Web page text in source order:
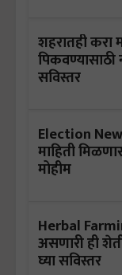
शहरातही करा
पिकवण्यासाठी
सविस्तर
Election
माहिती
मोहीम
Herbal
असणारी ही
घ्या सविस्तर